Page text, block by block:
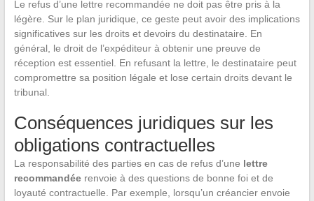
Le refus d’une lettre recommandée ne doit pas être pris à la
légère. Sur le plan juridique, ce geste peut avoir des implications
significatives sur les droits et devoirs du destinataire. En
général, le droit de l’expéditeur à obtenir une preuve de
réception est essentiel. En refusant la lettre, le destinataire peut
compromettre sa position légale et lose certain droits devant le
tribunal.
Conséquences juridiques sur les
obligations contractuelles
La responsabilité des parties en cas de refus d’une lettre
recommandéerenvoie à des questions de bonne foi et de
loyauté contractuelle. Par exemple, lorsqu’un créancier envoie